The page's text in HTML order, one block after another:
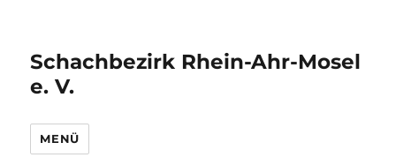
Schachbezirk Rhein-Ahr-Mosel
e. V.
MENÜ